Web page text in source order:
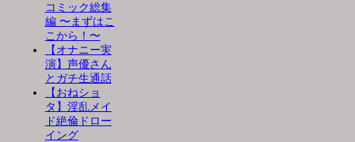
コミック総集
編 〜まずはこ
こから！〜
【オナニー実
演】声優さん
とガチ生通話
【おねショ
タ】淫乱メイ
ド絶倫ドロー
イング